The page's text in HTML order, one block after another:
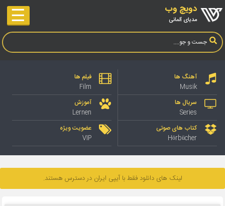
دویچ وب
مدیای آلمانی ☰
آهنگ ها
Musik
فیلم ها
Film
سریال ها
Series
آموزش
Lernen
کتاب های صوتی
Hörbücher
عضویت ویژه
VIP
لینک های دانلود فقط با آیپی ایران در دسترس هستند.